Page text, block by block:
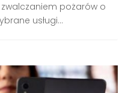
zwalczaniem pożarów o
usługi...